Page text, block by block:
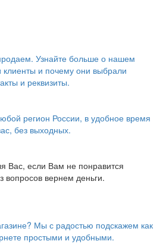
Узнайте больше о нашем
и почему они выбрали
и реквизиты.
регион России, в удобное время
без выходных.
Вас, если Вам не понравится
вопросов вернем деньги.
Мы с радостью подскажем как
простыми и удобными.